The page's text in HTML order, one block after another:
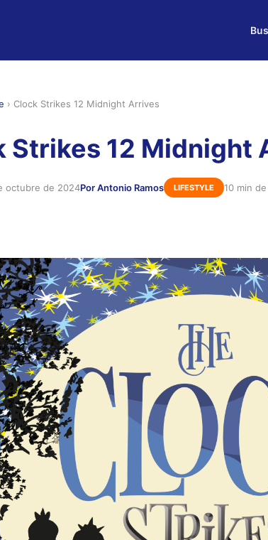
› Clock Strikes 12 Midnight Arrives
Strikes 12 Midnight
octubre de 2024Por Antonio Ramos LIFESTYLE 10 min